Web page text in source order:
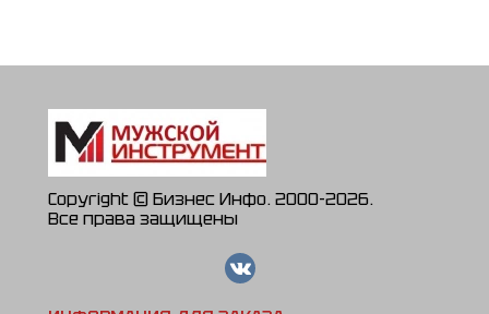
Copyright © Бизнес Инфо. 2000-2026.
Все права защищены